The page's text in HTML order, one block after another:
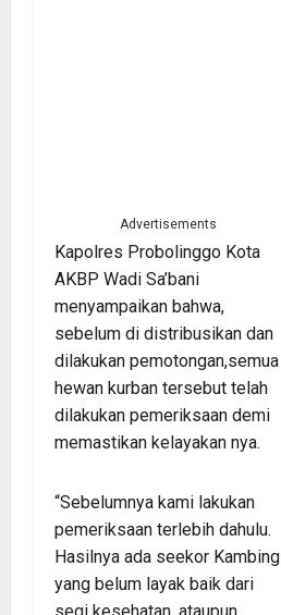
Advertisements
Kapolres Probolinggo Kota
AKBP Wadi Sa’bani
menyampaikan bahwa,
sebelum di distribusikan dan
dilakukan pemotongan,semua
hewan kurban tersebut telah
dilakukan pemeriksaan demi
memastikan kelayakan nya.
“Sebelumnya kami lakukan
pemeriksaan terlebih dahulu.
Hasilnya ada seekor Kambing
yang belum layak baik dari